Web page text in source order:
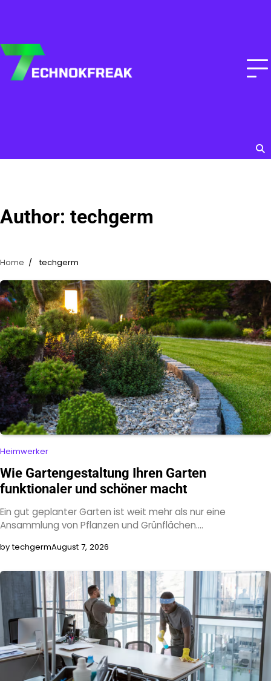
Author: techgerm
Home techgerm
Heimwerker
Wie Gartengestaltung Ihren Garten
funktionaler und schöner macht
Ein gut geplanter Garten ist weit mehr als nur eine
Ansammlung von Pflanzen und Grünflächen.…
by techgermAugust 7, 2026